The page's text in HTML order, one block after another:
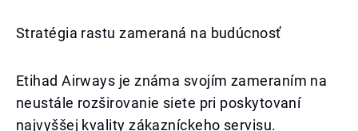
Stratégia rastu zameraná na budúcnosť
Etihad Airways je známa svojím zameraním na
neustále rozširovanie siete pri poskytovaní
najvyššej kvality zákazníckeho servisu.